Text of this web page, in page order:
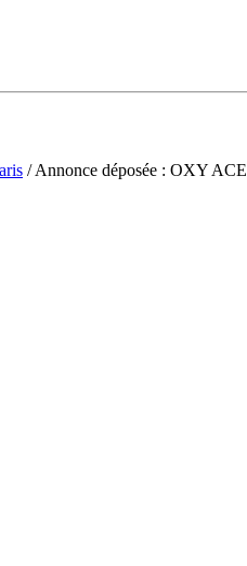
/ Annonce déposée : OXY ACE